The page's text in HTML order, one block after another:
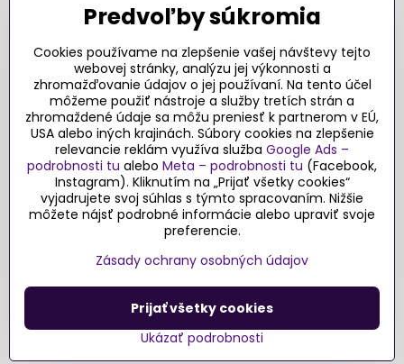
Ďakujeme za podporu
Sme slovenský e-shop​. Fungujeme len
vďaka vám – rodičom a všetkým, ktorí veria
v poctivý výber kvalitných hračiek s
pridanou hodnotou​. Každý nákup na
Originalnehracky​.sk je pre nás podporou a
motiváciou prinášať hračky a produkty,
ktoré majú zmysel​.
©2026Copyright
Predvoľby súkromiaZásady ochrany osobných údajov
Podmienky používania
Vytvorené pomocou:BiznisWeb.sk
Predvoľby súkromia
Cookies používame na zlepšenie vašej návštevy tejto
webovej stránky, analýzu jej výkonnosti a
zhromažďovanie údajov o jej používaní. Na tento účel
môžeme použiť nástroje a služby tretích strán a
zhromaždené údaje sa môžu preniesť k partnerom v EÚ,
USA alebo iných krajinách. Súbory cookies na zlepšenie
relevancie reklám využíva služba Google Ads –
podrobnosti tu alebo Meta – podrobnosti tu (Facebook,
Instagram). Kliknutím na „Prijať všetky cookies“
vyjadrujete svoj súhlas s týmto spracovaním. Nižšie
môžete nájsť podrobné informácie alebo upraviť svoje
preferencie.
Zásady ochrany osobných údajov
Ukázať podrobnosti
Prijať všetky cookies